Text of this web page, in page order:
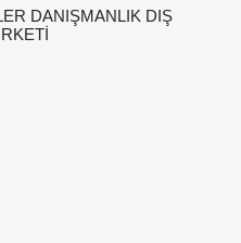
DANIŞMANLIK DIŞ